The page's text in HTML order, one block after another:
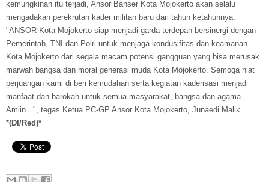
kemungkinan itu terjadi, Ansor Banser Kota Mojokerto akan selalu
mengadakan perekrutan kader militan baru dari tahun ketahunnya.
"ANSOR Kota Mojokerto siap menjadi garda terdepan bersinergi dengan
Pemerintah, TNI dan Polri untuk menjaga kondusifitas dan keamanan
Kota Mojokerto dari segala macam potensi gangguan yang bisa merusak
marwah bangsa dan moral generasi muda Kota Mojokerto. Semoga niat
perjuangan kami di beri kemudahan serta kegiatan kaderisasi menjadi
manfaat dan barokah untuk semua masyarakat, bangsa dan agama.
Amiin...", tegas Ketua PC-GP Ansor Kota Mojokerto, Junaedi Malik.
*(DI/Red)*